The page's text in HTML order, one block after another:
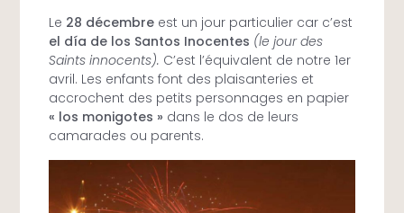
Le 28 décembre est un jour particulier car c’est
el día de los Santos Inocentes (le jour des
Saints innocents). C’est l’équivalent de notre 1er
avril. Les enfants font des plaisanteries et
accrochent des petits personnages en papier
« los monigotes » dans le dos de leurs
camarades ou parents.